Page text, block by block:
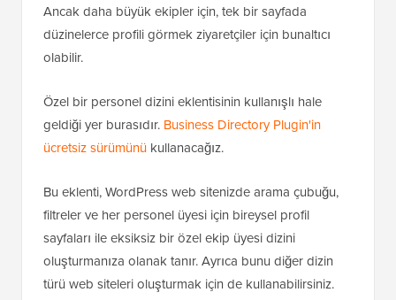
Ancak daha büyük ekipler için, tek bir sayfada
düzinelerce profili görmek ziyaretçiler için bunaltıcı
olabilir.
Özel bir personel dizini eklentisinin kullanışlı hale
geldiği yer burasıdır. Business Directory Plugin'in
ücretsiz sürümünü kullanacağız.
Bu eklenti, WordPress web sitenizde arama çubuğu,
filtreler ve her personel üyesi için bireysel profil
sayfaları ile eksiksiz bir özel ekip üyesi dizini
oluşturmanıza olanak tanır. Ayrıca bunu diğer dizin
türü web siteleri oluşturmak için de kullanabilirsiniz.